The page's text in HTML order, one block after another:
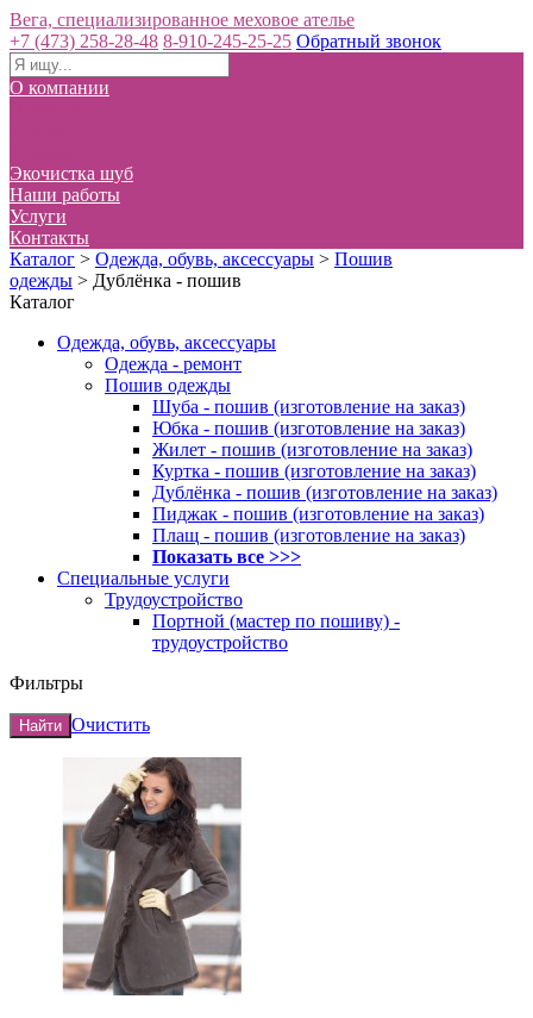
Вега, специализированное меховое ателье
+7 (473) 258-28-48 8-910-245-25-25 Обратный звонок
О компании
Экочистка шуб
Наши работы
Услуги
Контакты
Каталог > Одежда, обувь, аксессуары > Пошив
одежды > Дублёнка - пошив
Каталог
Одежда, обувь, аксессуары
Одежда - ремонт
Пошив одежды
Шуба - пошив (изготовление на заказ)
Юбка - пошив (изготовление на заказ)
Жилет - пошив (изготовление на заказ)
Куртка - пошив (изготовление на заказ)
Дублёнка - пошив (изготовление на заказ)
Пиджак - пошив (изготовление на заказ)
Плащ - пошив (изготовление на заказ)
Показать все >>>
Специальные услуги
Трудоустройство
Портной (мастер по пошиву) -
трудоустройство
Фильтры
Найти Очистить